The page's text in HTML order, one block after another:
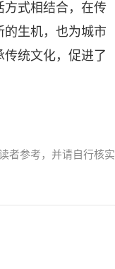
方式相结合，在传
生机，也为城市
统文化，促进了
者参考，并请自行核实